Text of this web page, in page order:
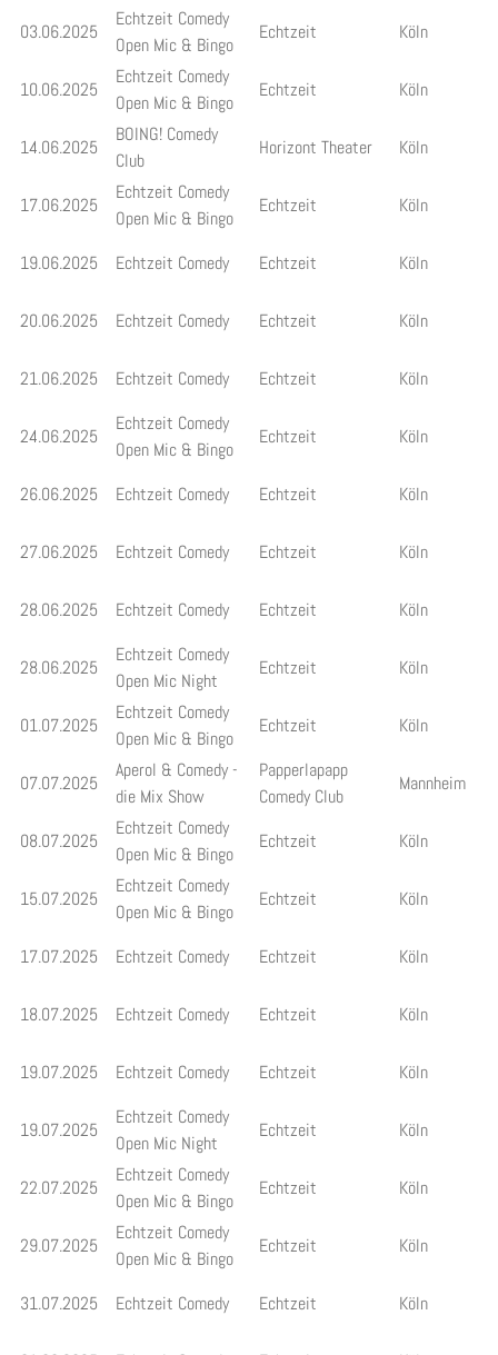
03.06.2025
Echtzeit Comedy
Open Mic & Bingo
Echtzeit Köln
10.06.2025
Echtzeit Comedy
Open Mic & Bingo
Echtzeit Köln
14.06.2025
BOING! Comedy
Club
Horizont Theater Köln
17.06.2025
Echtzeit Comedy
Open Mic & Bingo
Echtzeit Köln
19.06.2025 Echtzeit Comedy Echtzeit Köln
20.06.2025 Echtzeit Comedy Echtzeit Köln
21.06.2025 Echtzeit Comedy Echtzeit Köln
24.06.2025
Echtzeit Comedy
Open Mic & Bingo
Echtzeit Köln
26.06.2025 Echtzeit Comedy Echtzeit Köln
27.06.2025 Echtzeit Comedy Echtzeit Köln
28.06.2025 Echtzeit Comedy Echtzeit Köln
28.06.2025
Echtzeit Comedy
Open Mic Night
Echtzeit Köln
01.07.2025
Echtzeit Comedy
Open Mic & Bingo
Echtzeit Köln
07.07.2025
Aperol & Comedy -
die Mix Show
Papperlapapp
Comedy Club
Mannheim
08.07.2025
Echtzeit Comedy
Open Mic & Bingo
Echtzeit Köln
15.07.2025
Echtzeit Comedy
Open Mic & Bingo
Echtzeit Köln
17.07.2025 Echtzeit Comedy Echtzeit Köln
18.07.2025 Echtzeit Comedy Echtzeit Köln
19.07.2025 Echtzeit Comedy Echtzeit Köln
19.07.2025
Echtzeit Comedy
Open Mic Night
Echtzeit Köln
22.07.2025
Echtzeit Comedy
Open Mic & Bingo
Echtzeit Köln
29.07.2025
Echtzeit Comedy
Open Mic & Bingo
Echtzeit Köln
31.07.2025 Echtzeit Comedy Echtzeit Köln